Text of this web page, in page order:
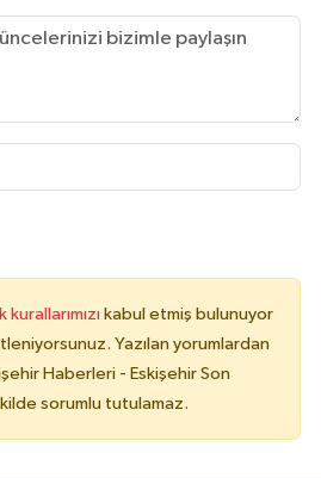
kabul etmiş bulunuyor
Yazılan yorumlardan
Haberleri - Eskişehir Son
sorumlu tutulamaz.